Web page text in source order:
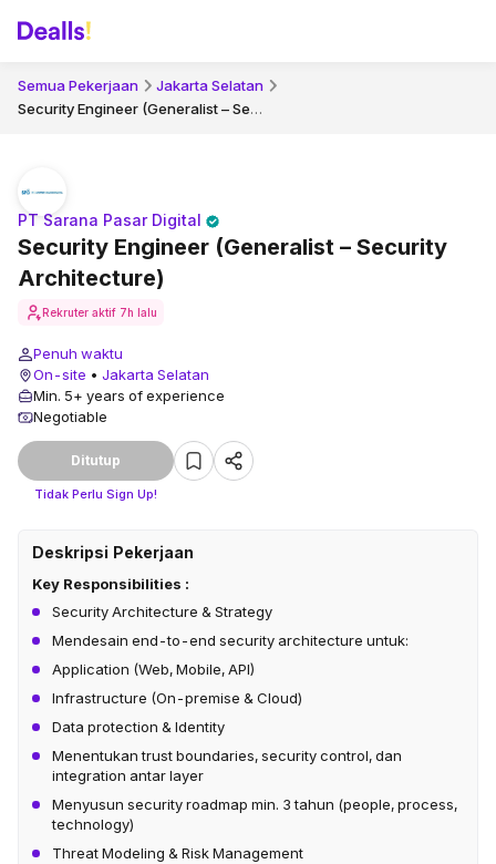
Semua Pekerjaan Jakarta Selatan
Security Engineer (Generalist – Security Architecture)
Security Engineer (Generalist – Security
Architecture)
PT Sarana Pasar Digital
Rekruter aktif 7h lalu
Penuh waktu
On-site • Jakarta Selatan
Min. 5+ years of experience
Negotiable
Ditutup
Tidak Perlu Sign Up!
Deskripsi Pekerjaan
Key Responsibilities :
Security Architecture & Strategy
Mendesain end-to-end security architecture untuk:
Application (Web, Mobile, API)
Infrastructure (On-premise & Cloud)
Data protection & Identity
Menentukan trust boundaries, security control, dan
integration antar layer
Menyusun security roadmap min. 3 tahun (people, process,
technology)
Threat Modeling & Risk Management